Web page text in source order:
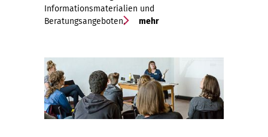
Informationsmaterialien und
Beratungsangeboten.
mehr